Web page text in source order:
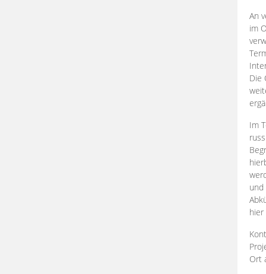
An
im
Die
Im
und
Ort